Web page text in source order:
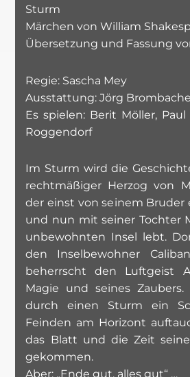
Sturm
Märchen von William
Übersetzung und Fassung
Regie: Sascha Mey
Ausstattung: Jörg
Es spielen: Berit Möller,
Roggendorf
Im Sturm wird die
rechtmäßiger Herzog von
der einst von seinem
und nun mit seiner Tochter
unbewohnten Insel lebt.
den Inselbewohner
beherrscht den Luftgeist
Magie und seines Zaubers.
durch einen Sturm ein
Feinden am Horizont
das Blatt und die Zeit
gekommen.
Aber: „Ende gut, alles gut“ …